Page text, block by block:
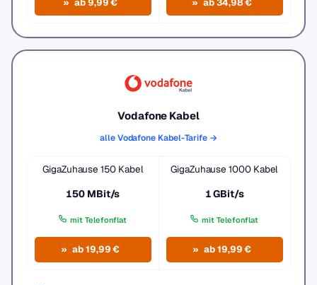
Vodafone Kabel
alle Vodafone Kabel-Tarife →
GigaZuhause 150 Kabel
150 MBit/s
mit Telefonflat
ab 19,99 €
GigaZuhause 1000 Kabel
1 GBit/s
mit Telefonflat
ab 19,99 €